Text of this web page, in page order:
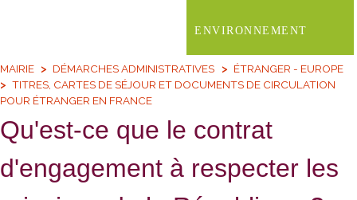
ENVIRONNEMENT
MAIRIE DÉMARCHES ADMINISTRATIVES
ÉTRANGER - EUROPE
TITRES, CARTES DE SÉJOUR ET DOCUMENTS DE CIRCULATION
POUR ÉTRANGER EN FRANCE
Qu'est-ce que le contrat
d'engagement à respecter les